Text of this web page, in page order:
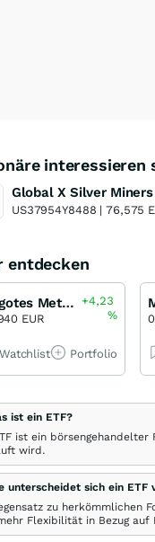
interessieren
US37954Y8488 |76,575
entdecken
Mogotes Metals
EUR
+4,23
%
Watchlist Portfolio
ist ein ETF?
ist ein
wird.
unterscheidet sich ein ETF
zu herkömmlichen
Flexibilität in Bezug